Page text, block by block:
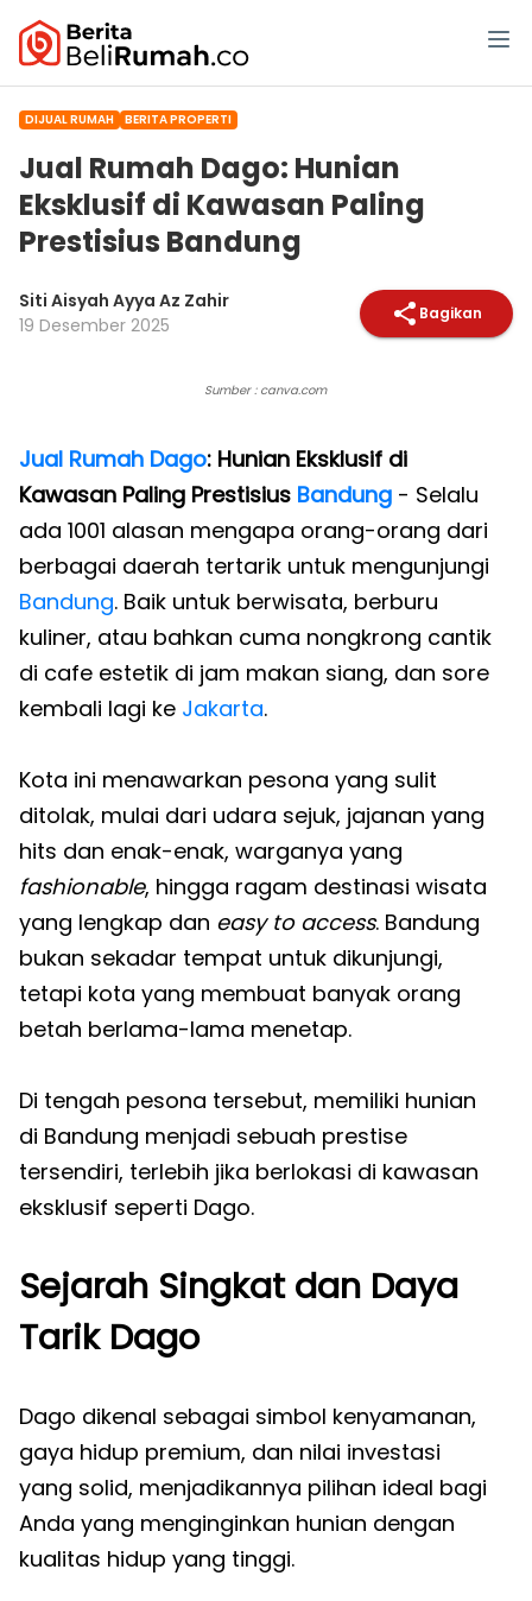
DIJUAL RUMAH BERITA PROPERTI
Jual Rumah Dago: Hunian
Eksklusif di Kawasan Paling
Prestisius Bandung
Siti Aisyah Ayya Az Zahir
19 Desember 2025
Bagikan
Sumber : canva.com
Jual Rumah Dago: Hunian Eksklusif di
Kawasan Paling Prestisius Bandung - Selalu
ada 1001 alasan mengapa orang-orang dari
berbagai daerah tertarik untuk mengunjungi
Bandung. Baik untuk berwisata, berburu
kuliner, atau bahkan cuma nongkrong cantik
di cafe estetik di jam makan siang, dan sore
kembali lagi ke Jakarta.
Kota ini menawarkan pesona yang sulit
ditolak, mulai dari udara sejuk, jajanan yang
hits dan enak-enak, warganya yang
fashionable, hingga ragam destinasi wisata
yang lengkap dan easy to access. Bandung
bukan sekadar tempat untuk dikunjungi,
tetapi kota yang membuat banyak orang
betah berlama-lama menetap.
Di tengah pesona tersebut, memiliki hunian
di Bandung menjadi sebuah prestise
tersendiri, terlebih jika berlokasi di kawasan
eksklusif seperti Dago.
Sejarah Singkat dan Daya
Tarik Dago
Dago dikenal sebagai simbol kenyamanan,
gaya hidup premium, dan nilai investasi
yang solid, menjadikannya pilihan ideal bagi
Anda yang menginginkan hunian dengan
kualitas hidup yang tinggi.